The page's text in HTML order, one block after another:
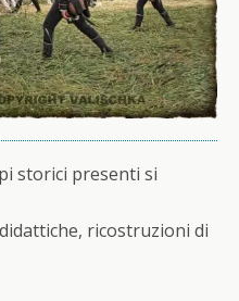
storici presenti si
ricostruzioni di